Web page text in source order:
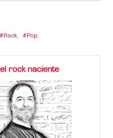
Rock, Pop,
rock naciente